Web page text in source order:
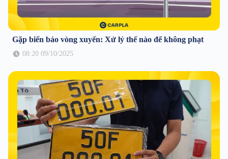
Gặp biển báo vòng xuyến: Xử lý thế nào để không phạt
08:20 09/10/2025